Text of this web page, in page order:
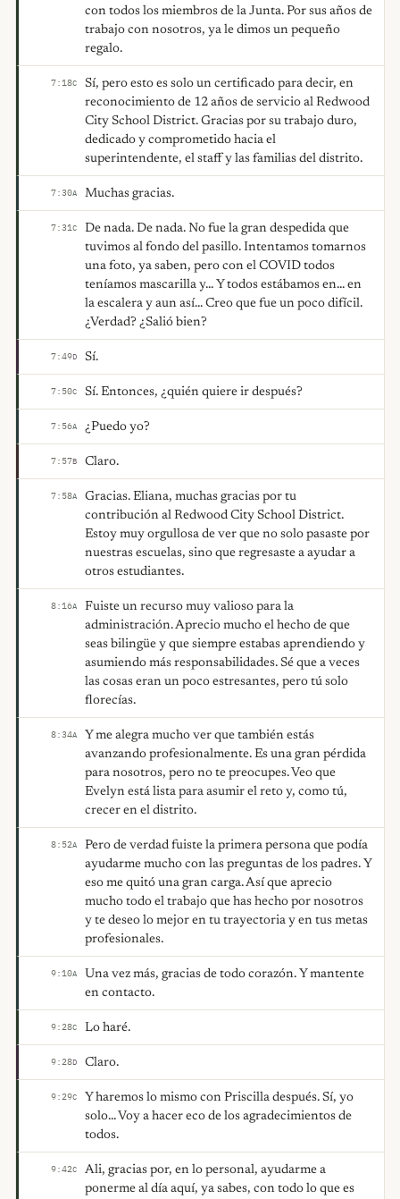
con todos los miembros de la Junta. Por sus años de
trabajo con nosotros, ya le dimos un pequeño
regalo.
7:18C
Sí, pero esto es solo un certificado para decir, en
reconocimiento de 12 años de servicio al Redwood
City School District. Gracias por su trabajo duro,
dedicado y comprometido hacia el
superintendente, el staff y las familias del distrito.
7:30A Muchas gracias.
7:31C
De nada. De nada. No fue la gran despedida que
tuvimos al fondo del pasillo. Intentamos tomarnos
una foto, ya saben, pero con el COVID todos
teníamos mascarilla y... Y todos estábamos en... en
la escalera y aun así... Creo que fue un poco difícil.
¿Verdad? ¿Salió bien?
7:49D Sí.
7:50C Sí. Entonces, ¿quién quiere ir después?
7:56A ¿Puedo yo?
7:57B Claro.
7:58A
Gracias. Eliana, muchas gracias por tu
contribución al Redwood City School District.
Estoy muy orgullosa de ver que no solo pasaste por
nuestras escuelas, sino que regresaste a ayudar a
otros estudiantes.
8:16A
Fuiste un recurso muy valioso para la
administración. Aprecio mucho el hecho de que
seas bilingüe y que siempre estabas aprendiendo y
asumiendo más responsabilidades. Sé que a veces
las cosas eran un poco estresantes, pero tú solo
florecías.
8:34A
Y me alegra mucho ver que también estás
avanzando profesionalmente. Es una gran pérdida
para nosotros, pero no te preocupes. Veo que
Evelyn está lista para asumir el reto y, como tú,
crecer en el distrito.
8:52A
Pero de verdad fuiste la primera persona que podía
ayudarme mucho con las preguntas de los padres. Y
eso me quitó una gran carga. Así que aprecio
mucho todo el trabajo que has hecho por nosotros
y te deseo lo mejor en tu trayectoria y en tus metas
profesionales.
9:10A
Una vez más, gracias de todo corazón. Y mantente
en contacto.
9:28C Lo haré.
9:28D Claro.
9:29C
Y haremos lo mismo con Priscilla después. Sí, yo
solo... Voy a hacer eco de los agradecimientos de
todos.
9:42C
Ali, gracias por, en lo personal, ayudarme a
ponerme al día aquí, ya sabes, con todo lo que es